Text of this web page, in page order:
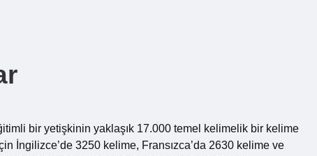
bir yetişkinin yaklaşık 17.000 temel kelimelik bir kelime
İngilizce’de 3250 kelime, Fransızca’da 2630 kelime ve